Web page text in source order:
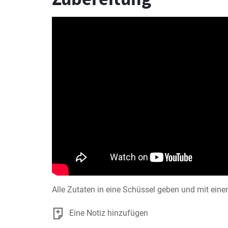
Alle Zutaten in eine Schüssel geben und mit
Eine Notiz hinzufügen